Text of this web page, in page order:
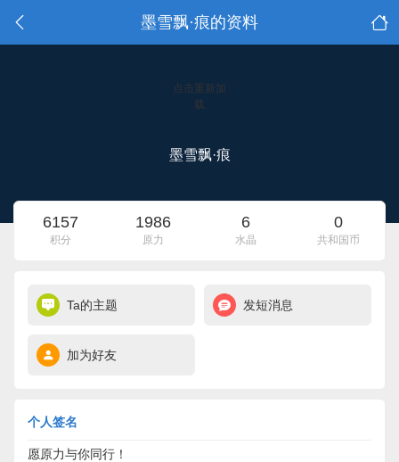
墨雪飘·痕的资料
点击重新加
载
墨雪飘·痕
6157
积分
1986
原力
6
水晶
0
共和国币
Ta的主题 发短消息
加为好友
个人签名
愿原力与你同行！